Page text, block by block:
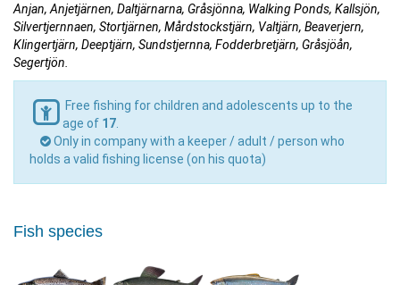
Anjan, Anjetjärnen, Daltjärnarna, Gråsjönna, Walking Ponds, Kallsjön,
Silvertjernnaen, Stortjärnen, Mårdstockstjärn, Valtjärn, Beaverjern,
Klingertjärn, Deeptjärn, Sundstjernna, Fodderbretjärn, Gråsjöån,
Segertjön.
Free fishing for children and adolescents up to the
age of 17
Only in company with a keeper / adult / person who
holds a valid fishing license (on his quota)
Fish species